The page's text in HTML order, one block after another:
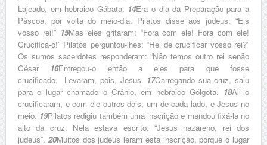
Lajeado, em hebraico Gábata. 14Era o dia da Preparação para a
Páscoa, por volta do meio-dia. Pilatos disse aos judeus: “Eis
vosso rei!” 15Mas eles gritaram: “Fora com ele! Fora com ele!
Crucifica-o!” Pilatos perguntou-lhes: “Hei de crucificar vosso rei?”
Os sumos sacerdotes responderam: “Não temos outro rei senão
César
16Entregou-o então a eles para que fosse
crucificado.
Levaram, pois, Jesus. 17Carregando sua cruz, saiu
para o lugar chamado o Crânio, em hebraico Gólgota. 18Ali o
crucificaram, e com ele outros dois, um de cada lado, e Jesus no
meio. 19Pilatos redigiu também uma inscrição e mandou fixá-la no
alto da cruz. Nela estava escrito: “Jesus nazareno, rei dos
judeus”. 20Muitos dos judeus leram esta inscrição, porque o lugar